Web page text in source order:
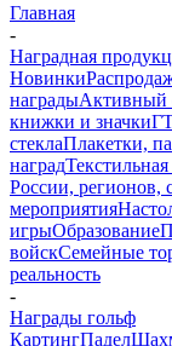
Главная
-
Наградная
Новинки
наградыАктивный
книжки и значки
стеклаПлакетки,
наград
России, регионов,
мероприятия
игрыОбразование
войскСемейные
реальность
-
Награды гольф
КартингПадел